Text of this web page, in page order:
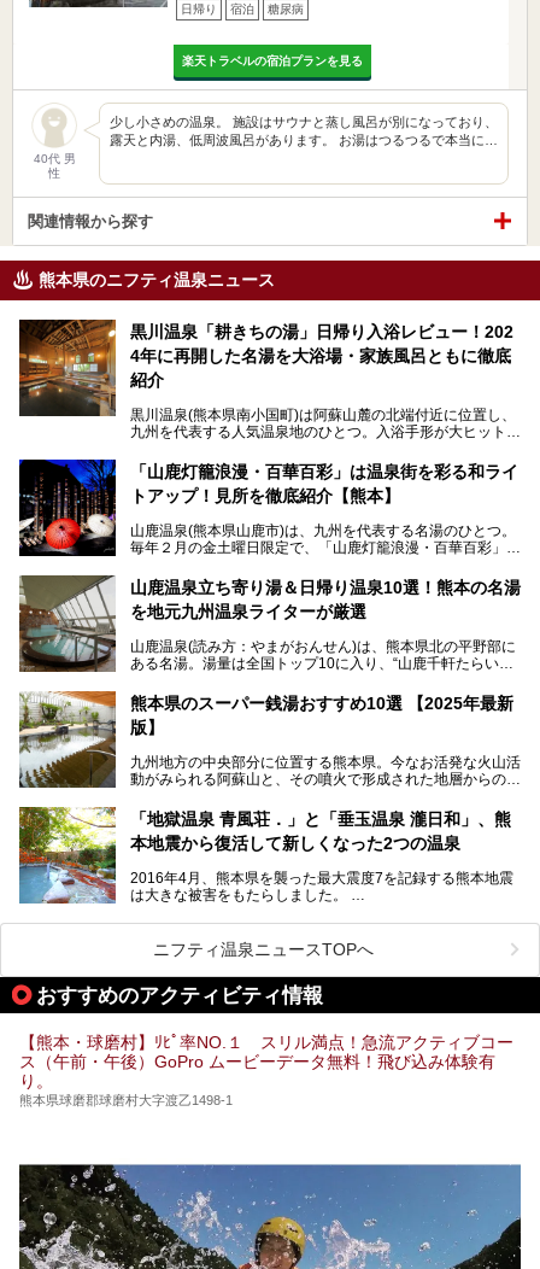
日帰り 宿泊 糖尿病
楽天トラベルの宿泊プランを見る
40代 男
性
少し小さめの温泉。 施設はサウナと蒸し風呂が別になっており、
露天と内湯、低周波風呂があります。 お湯はつるつるで本当に…
関連情報から探す
熊本県のニフティ温泉ニュース
黒川温泉「耕きちの湯」日帰り入浴レビュー！202
4年に再開した名湯を大浴場・家族風呂ともに徹底
紹介
黒川温泉(熊本県南小国町)は阿蘇山麓の北端付近に位置し、
九州を代表する人気温泉地のひとつ。入浴手形が大ヒット
す。
中でも「耕きち(こうきち)の湯」は露天風呂を持たないもの
り一度廃業しましたが、2024年10月に営業再開。数多くの
温泉ファンに注目される名湯です。
今回は再開した耕きちの湯を訪問し、全浴室(男女別大浴
「山鹿灯籠浪漫・百華百彩」は温泉街を彩る和ライ
トアップ！見所を徹底紹介【熊本】
山鹿温泉(熊本県山鹿市)は、九州を代表する名湯のひとつ。
毎年２月の金土曜日限定で、「山鹿灯籠浪漫・百華百彩」
ます。和傘や竹、ろうそくなどを用いて、和情緒たっぷりの
ライトアップが無料で楽しめます。
日、の合計8日間開催。今回は地元九州在住の筆者が、その
見所を徹底紹介。併せて、その他イベントや立ち寄り湯も併
山鹿温泉立ち寄り湯＆日帰り温泉10選！熊本の名湯
を地元九州温泉ライターが厳選
山鹿温泉(読み方：やまがおんせん)は、熊本県北の平野部に
ある名湯。湯量は全国トップ10に入り、“山鹿千軒たらいな
泉質であり、お湯の良さにも定評があります。
今回は地元九州の温泉ライターの私が実際に入浴した中か
設・家族風呂の3パターンに分類し、合計10施設を厳選して
ご紹介。ぜひ、湯めぐりの参考にして下さいね！
熊本県のスーパー銭湯おすすめ10選 【2025年最新
版】
九州地方の中央部分に位置する熊本県。今なお活発な火山活
動がみられる阿蘇山と、その噴火で形成された地層からの湧
す。
そんな熊本県は、県内の至るところから温泉が湧いている温
泉県でもあります。山鹿温泉、玉名温泉、黒川温泉、人吉温
出すスーパー銭湯が豊富です。なかでも注目のスーパー銭湯
をピックアップしました。
「地獄温泉 青風荘．」と「垂玉温泉 瀧日和」、熊
本地震から復活して新しくなった2つの温泉
2016年4月、熊本県を襲った最大震度7を記録する熊本地震
は大きな被害をもたらしました。
阿蘇山麓の南阿蘇村の「地獄温泉 清風荘」、そして「清風
荘」から400mほど離れた「垂玉（たるたま）温泉 山口旅
館」の2軒は、この地震による土砂崩れなどのために、一時
期は孤立状態に。もしかしたらこの時のニュースで、「地獄
温泉」と「垂玉温泉」の名前を知った人もいるかもしれませ
ん。
この2軒は今どうなっているのでしょうか。実は現在は「地
獄温泉 青風荘．」「垂玉温泉 瀧日和」として営業を再開し
します。
ニフティ温泉ニュースTOPへ
おすすめのアクティビティ情報
【熊本・球磨村】ﾘﾋﾟ率NO.１ スリル満点！急流アクティブコー
ス（午前・午後）GoPro ムービーデータ無料！飛び込み体験有
り。
熊本県球磨郡球磨村大字渡乙1498-1